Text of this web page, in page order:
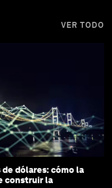
VER TODO
dólares: cómo la
construir la